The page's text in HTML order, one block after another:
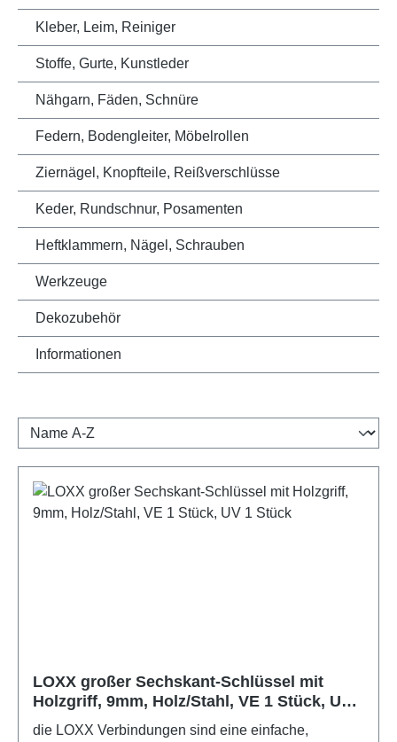
Kleber, Leim, Reiniger
Stoffe, Gurte, Kunstleder
Nähgarn, Fäden, Schnüre
Federn, Bodengleiter, Möbelrollen
Ziernägel, Knopfteile, Reißverschlüsse
Keder, Rundschnur, Posamenten
Heftklammern, Nägel, Schrauben
Werkzeuge
Dekozubehör
Informationen
LOXX großer Sechskant-Schlüssel mit
Holzgriff, 9mm, Holz/Stahl, VE 1 Stück, UV
1 Stück
die LOXX Verbindungen sind eine einfache,